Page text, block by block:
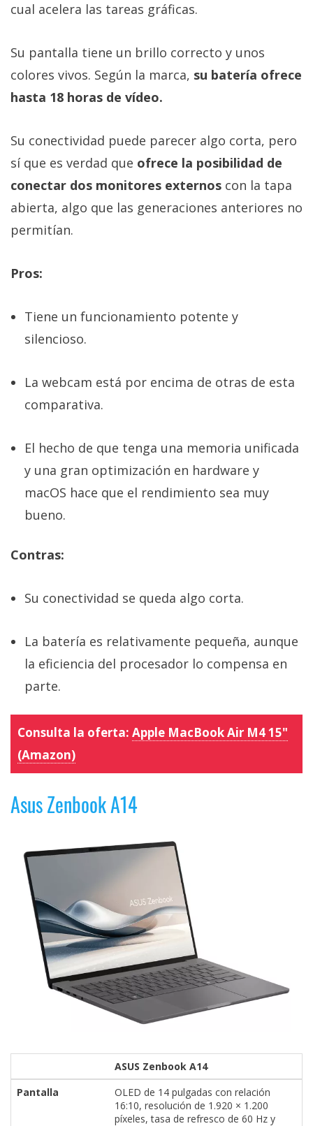
cual acelera las tareas gráficas.
Su pantalla tiene un brillo correcto y unos
colores vivos. Según la marca, su batería ofrece
hasta 18 horas de vídeo.
Su conectividad puede parecer algo corta, pero
sí que es verdad que ofrece la posibilidad de
conectar dos monitores externos con la tapa
abierta, algo que las generaciones anteriores no
permitían.
Pros:
Tiene un funcionamiento potente y
silencioso.
La webcam está por encima de otras de esta
comparativa.
El hecho de que tenga una memoria unificada
y una gran optimización en hardware y
macOS hace que el rendimiento sea muy
bueno.
Contras:
Su conectividad se queda algo corta.
La batería es relativamente pequeña, aunque
la eficiencia del procesador lo compensa en
parte.
Consulta la oferta: Apple MacBook Air M4 15"
(Amazon)
Asus Zenbook A14
ASUS Zenbook A14
Pantalla
OLED de 14 pulgadas con relación
16:10, resolución de 1.920 × 1.200
píxeles, tasa de refresco de 60 Hz y